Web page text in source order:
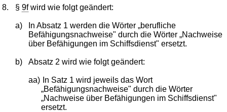
8. §9fwird wie folgt geändert:
a)
In Absatz 1 werden die Wörter „berufliche
Befähigungsnachweise" durch die Wörter „Nachweise
über Befähigungen im Schiffsdienst" ersetzt.
b) Absatz 2 wird wie folgt geändert:
aa)
In Satz 1 wird jeweils das Wort
„Befähigungsnachweise" durch die Wörter
„Nachweise über Befähigungen im Schiffsdienst"
ersetzt.